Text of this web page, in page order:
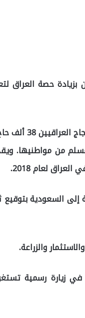
بزيادة حصة العراق
وفي موسم حج
لعام 2018.
إلى السعودية
والزراعة.